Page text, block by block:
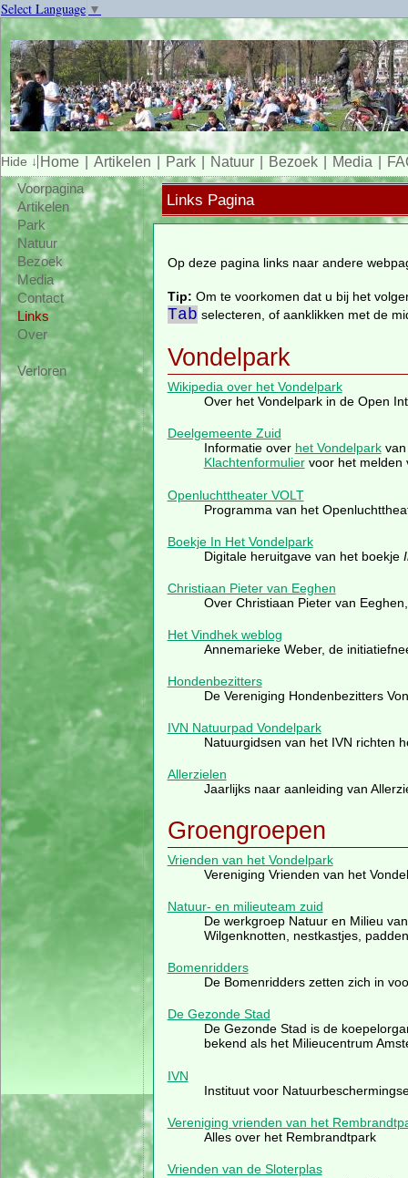
Select Language ▼
Home Artikelen Park Natuur Bezoek Media
Voorpagina
Artikelen
Park
Natuur
Bezoek
Media
Contact
Links
Over
Verloren
Links Pagina
Op deze pagina links naar andere
Tip: Om te voorkomen dat u bij het
Tab selecteren, of aanklikken met de
Vondelpark
Wikipedia over het Vondelpark
Over het Vondelpark in de Open
Deelgemeente Zuid
Informatie over het Vondelparkvan
Klachtenformuliervoor het melden
Openluchttheater VOLT
Programma van het
Boekje In Het Vondelpark
Digitale heruitgave van het boekje
Christiaan Pieter van Eeghen
Over Christiaan Pieter van
Het Vindhek weblog
Annemarieke Weber, de
Hondenbezitters
De Vereniging Hondenbezitters
IVN Natuurpad Vondelpark
Natuurgidsen van het IVN richten
Allerzielen
Jaarlijks naar aanleiding van
Groengroepen
Vrienden van het Vondelpark
Vereniging Vrienden van het
Natuur- en milieuteam zuid
De werkgroep Natuur en Milieu
Wilgenknotten, nestkastjes,
Bomenridders
De Bomenridders zetten zich in
De Gezonde Stad
De Gezonde Stad is de
bekend als het Milieucentrum
IVN
Instituut voor
Vereniging vrienden van het
Alles over het Rembrandtpark
Vrienden van de Sloterplas